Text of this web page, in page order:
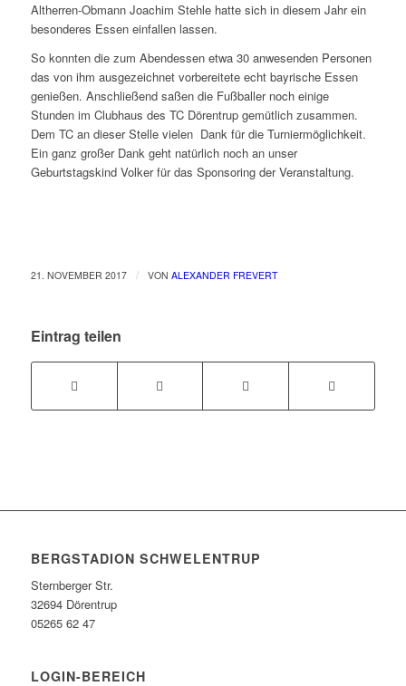
Altherren-Obmann Joachim Stehle hatte sich in diesem Jahr ein
besonderes Essen einfallen lassen.
So konnten die zum Abendessen etwa 30 anwesenden Personen
das von ihm ausgezeichnet vorbereitete echt bayrische Essen
genießen. Anschließend saßen die Fußballer noch einige
Stunden im Clubhaus des TC Dörentrup gemütlich zusammen.
Dem TC an dieser Stelle vielen Dank für die Turniermöglichkeit.
Ein ganz großer Dank geht natürlich noch an unser
Geburtstagskind Volker für das Sponsoring der Veranstaltung.
21. NOVEMBER 2017 / VON ALEXANDER FREVERT
Eintrag teilen
BERGSTADION SCHWELENTRUP
Sternberger Str.
32694 Dörentrup
05265 62 47
LOGIN-BEREICH